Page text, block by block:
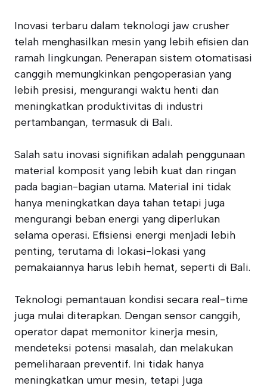
Inovasi terbaru dalam teknologi jaw crusher
telah menghasilkan mesin yang lebih efisien dan
ramah lingkungan. Penerapan sistem otomatisasi
canggih memungkinkan pengoperasian yang
lebih presisi, mengurangi waktu henti dan
meningkatkan produktivitas di industri
pertambangan, termasuk di Bali.
Salah satu inovasi signifikan adalah penggunaan
material komposit yang lebih kuat dan ringan
pada bagian-bagian utama. Material ini tidak
hanya meningkatkan daya tahan tetapi juga
mengurangi beban energi yang diperlukan
selama operasi. Efisiensi energi menjadi lebih
penting, terutama di lokasi-lokasi yang
pemakaiannya harus lebih hemat, seperti di Bali.
Teknologi pemantauan kondisi secara real-time
juga mulai diterapkan. Dengan sensor canggih,
operator dapat memonitor kinerja mesin,
mendeteksi potensi masalah, dan melakukan
pemeliharaan preventif. Ini tidak hanya
meningkatkan umur mesin, tetapi juga